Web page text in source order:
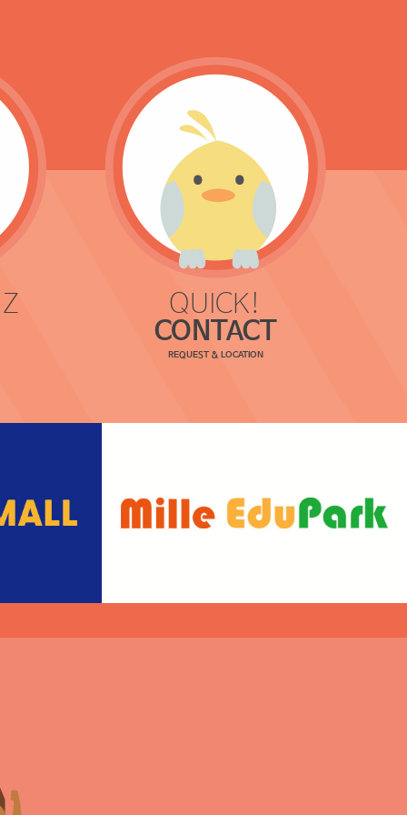
QUICK!
CONTACT
REQUEST & LOCATION